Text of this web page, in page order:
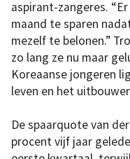
aspirant-zangeres.
maand te sparen
mezelf te belonen.”
zo lang ze nu maar
Koreaanse jongeren
leven en het
De spaarquote van
procent vijf jaar